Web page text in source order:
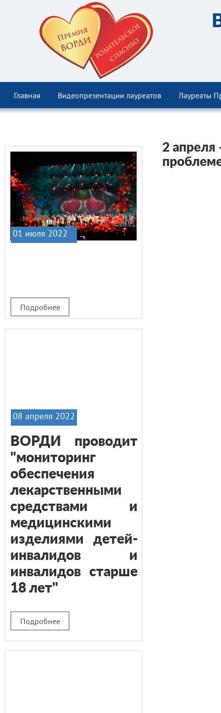
Главная Видеопрезентации лауреатов Лауреаты
2
Подробнее
01 июля 2022
Подробнее
ВОРДИ проводит
"мониторинг
обеспечения
лекарственными
средствами и
медицинскими
изделиями детей-
инвалидов и
инвалидов старше
18 лет"
08 апреля 2022